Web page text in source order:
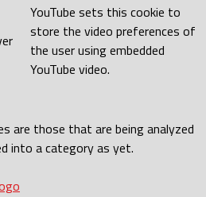
YouTube sets this cookie to
store the video preferences of
the user using embedded
YouTube video.
are those that are being analyzed
into a category as yet.